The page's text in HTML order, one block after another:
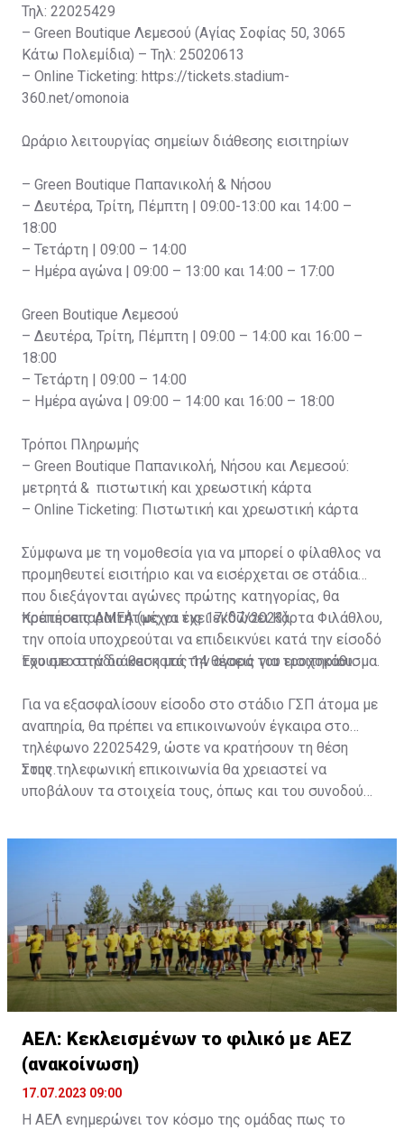
Τηλ: 22025429
– Green Boutique Λεμεσού (Αγίας Σοφίας 50, 3065
Κάτω Πολεμίδια) – Τηλ: 25020613
– Online Ticketing: https://tickets.stadium-
360.net/omonoia
Ωράριο λειτουργίας σημείων διάθεσης εισιτηρίων
– Green Boutique Παπανικολή & Νήσου
– Δευτέρα, Τρίτη, Πέμπτη | 09:00-13:00 και 14:00 –
18:00
– Τετάρτη | 09:00 – 14:00
– Ημέρα αγώνα | 09:00 – 13:00 και 14:00 – 17:00
Green Boutique Λεμεσού
– Δευτέρα, Τρίτη, Πέμπτη | 09:00 – 14:00 και 16:00 –
18:00
– Τετάρτη | 09:00 – 14:00
– Ημέρα αγώνα | 09:00 – 14:00 και 16:00 – 18:00
Τρόποι Πληρωμής
– Green Boutique Παπανικολή, Νήσου και Λεμεσού:
μετρητά & πιστωτική και χρεωστική κάρτα
– Online Ticketing: Πιστωτική και χρεωστική κάρτα
Σύμφωνα με τη νομοθεσία για να μπορεί ο φίλαθλος να
προμηθευτεί εισιτήριο και να εισέρχεται σε στάδια
που διεξάγονται αγώνες πρώτης κατηγορίας, θα
πρέπει απαραιτήτως να έχει εκδώσει Κάρτα Φιλάθλου,
την οποία υποχρεούται να επιδεικνύει κατά την είσοδό
του στο στάδιο και κατά την αγορά του εισιτηρίου.
Κρατήσεις ΑΜΕΑ (μέχρι τις 17/07/2023)
Έχουμε στην διάθεση μας 14 θέσεις για τροχοκάθισμα.
Για να εξασφαλίσουν είσοδο στο στάδιο ΓΣΠ άτομα με
αναπηρία, θα πρέπει να επικοινωνούν έγκαιρα στο
τηλέφωνο 22025429, ώστε να κρατήσουν τη θέση
τους.
Στην τηλεφωνική επικοινωνία θα χρειαστεί να
υποβάλουν τα στοιχεία τους, όπως και του συνοδού
ονοματεπώνυμο, αριθμός πινακίδας αυτοκινήτου,
ΑΕΛ: Κεκλεισμένων το φιλικό με ΑΕΖ
(ανακοίνωση)
17.07.2023 09:00
Η ΑΕΛ ενημερώνει τον κόσμο της ομάδας πως το